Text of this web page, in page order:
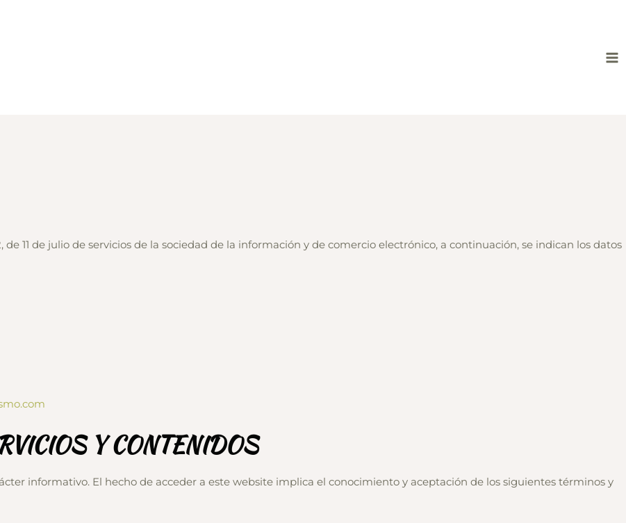
11 de julio de servicios de la sociedad de la información y de comercio electrónico, a continuación, se indican los datos
Y CONTENIDOS
informativo. El hecho de acceder a este website implica el conocimiento y aceptación de los siguientes términos y